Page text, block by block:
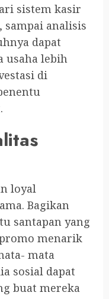
sistem kasir
sampai analisis
dapat
usaha lebih
di
loyal
Bagikan
santapan yang
menarik
mata
sosial dapat
buat mereka